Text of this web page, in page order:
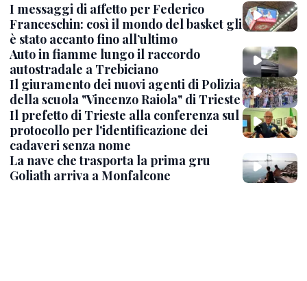
I messaggi di affetto per Federico
Franceschin: così il mondo del basket gli
è stato accanto fino all’ultimo
Auto in fiamme lungo il raccordo
autostradale a Trebiciano
Il giuramento dei nuovi agenti di Polizia
della scuola "Vincenzo Raiola" di Trieste
Il prefetto di Trieste alla conferenza sul
protocollo per l'identificazione dei
cadaveri senza nome
La nave che trasporta la prima gru
Goliath arriva a Monfalcone